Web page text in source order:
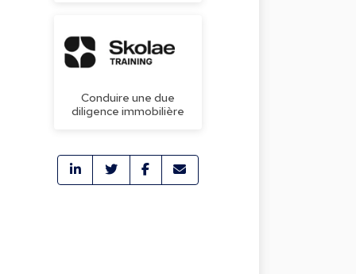
Conduire une due
diligence immobilière